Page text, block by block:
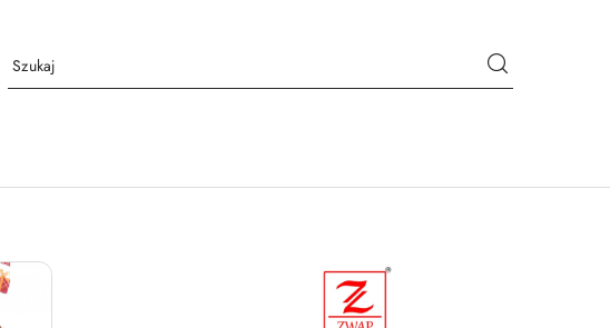
NAZWA
PRODUCENTA:
ZWAP